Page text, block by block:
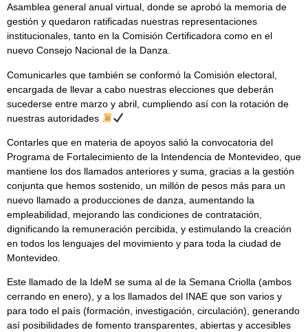
Asamblea general anual virtual, donde se aprobó la memoria de
gestión y quedaron ratificadas nuestras representaciones
institucionales, tanto en la Comisión Certificadora como en el
nuevo Consejo Nacional de la Danza.
Comunicarles que también se conformó la Comisión electoral,
encargada de llevar a cabo nuestras elecciones que deberán
sucederse entre marzo y abril, cumpliendo así con la rotación de
nuestras autoridades
Contarles que en materia de apoyos salió la convocatoria del
Programa de Fortalecimiento de la Intendencia de Montevideo, que
mantiene los dos llamados anteriores y suma, gracias a la gestión
conjunta que hemos sostenido, un millón de pesos más para un
nuevo llamado a producciones de danza, aumentando la
empleabilidad, mejorando las condiciones de contratación,
dignificando la remuneración percibida, y estimulando la creación
en todos los lenguajes del movimiento y para toda la ciudad de
Montevideo.
Este llamado de la IdeM se suma al de la Semana Criolla (ambos
cerrando en enero), y a los llamados del INAE que son varios y
para todo el país (formación, investigación, circulación), generando
así posibilidades de fomento transparentes, abiertas y accesibles